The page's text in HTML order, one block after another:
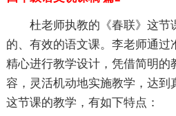
杜老师执教的《春联》这节
的、有效的语文课。李老师通过
精心进行教学设计，凭借简明的
容，灵活机动地实施教学，达到
这节课的教学，有如下特点：